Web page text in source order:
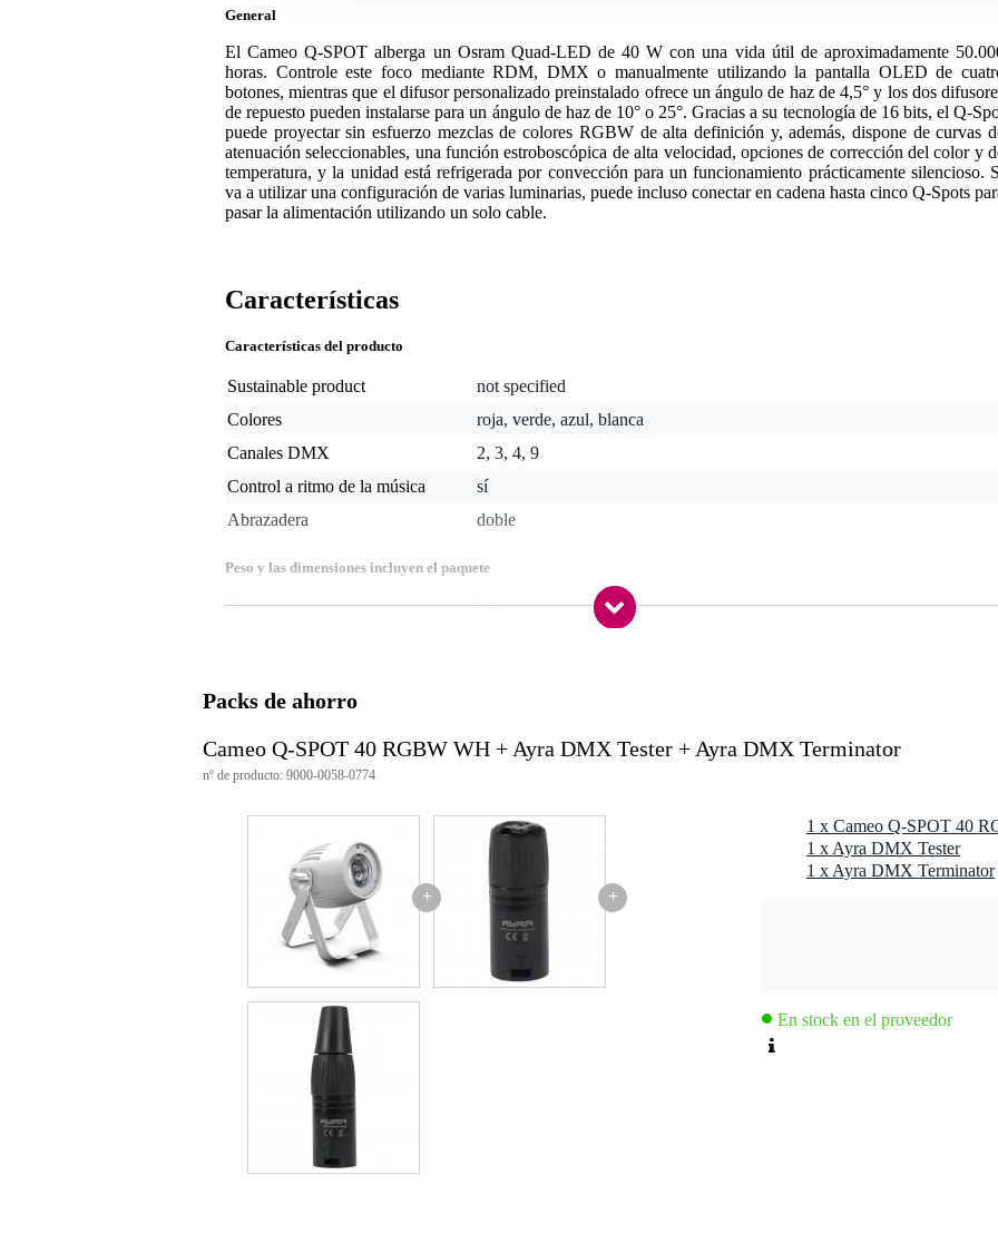
General
El Cameo Q-SPOT alberga un Osram Quad-LED de 40 W con una vida útil de aproximadamente
horas. Controle este foco mediante RDM, DMX o manualmente utilizando la pantalla OLED de
botones, mientras que el difusor personalizado preinstalado ofrece un ángulo de haz de 4,5° y los dos
de repuesto pueden instalarse para un ángulo de haz de 10° o 25°. Gracias a su tecnología de 16 bits, el Q-
puede proyectar sin esfuerzo mezclas de colores RGBW de alta definición y, además, dispone de curvas
atenuación seleccionables, una función estroboscópica de alta velocidad, opciones de corrección del color y
temperatura, y la unidad está refrigerada por convección para un funcionamiento prácticamente silencioso.
va a utilizar una configuración de varias luminarias, puede incluso conectar en cadena hasta cinco Q-Spots
pasar la alimentación utilizando un solo cable.
Características
Características del producto
Sustainable product
not specified
Colores
roja, verde, azul, blanca
Canales DMX
2, 3, 4, 9
Control a ritmo de la música
sí
Abrazadera
doble
Peso y las dimensiones incluyen el paquete
Peso(incluyendo el paquete)
3,0 kg
Características del producto
tipo: interior
espectro de color: RGBW
número de LEDs: 1
frecuencia de actualización: 3.600 Hz
Entrada DMX: XLR, 3 patillas, macho
Salida DMX: XLR, 3 patillas, hembra
control RDM
protocolos: USITT DMX-512
Modos DMX: 2 canales, 3 canales 1, 3 canales 2, 4 canales, 9 canales
Funciones DMX: salto de color, macro de color, master dimmer, RGBW, control de sonido,
estroboscópico
estrobo de alta velocidad: 1 - 20 Hz
controles: intro, modo, valor abajo, valor arriba
indicadores: pantalla OLED
consumo: 55 W
conector de alimentación: powerCON
carcasa: metal
color: blanco
refrigeración: convección
iluminación: 8900 lx a 3m
Packs de ahorro
Cameo Q-SPOT 40 RGBW WH + Ayra DMX Tester + Ayra DMX Terminator
nº de producto: 9000-0058-0774
+ +
1 x Cameo Q-SPOT 40
1 x Ayra DMX Tester
1 x Ayra DMX Terminator
En stock en el proveedor